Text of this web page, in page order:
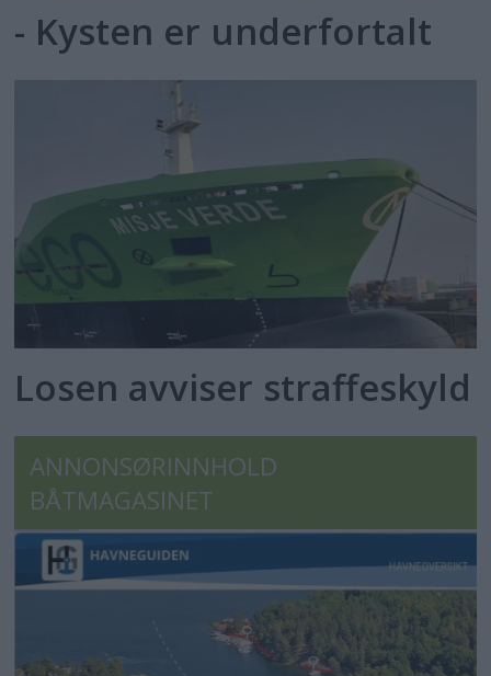
- Kysten er underfortalt
Losen avviser straffeskyld
ANNONSØRINNHOLD
BÅTMAGASINET